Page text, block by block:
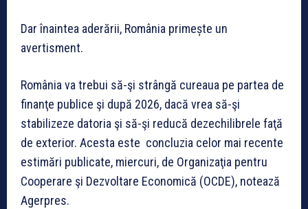
Dar înaintea aderării, România primește un
avertisment.
România va trebui să-şi strângă cureaua pe partea de
finanţe publice şi după 2026, dacă vrea să-şi
stabilizeze datoria şi să-şi reducă dezechilibrele faţă
de exterior. Acesta este concluzia celor mai recente
estimări publicate, miercuri, de Organizaţia pentru
Cooperare şi Dezvoltare Economică (OCDE), notează
Agerpres.